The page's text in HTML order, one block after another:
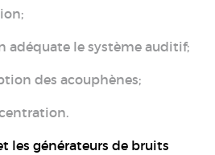
adéquate le système auditif;
des acouphènes;
les générateurs de bruits